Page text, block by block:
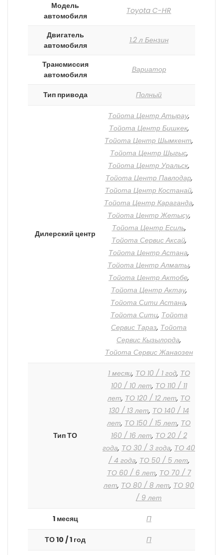
Модель
автомобиля
Toyota C-HR
Двигатель
автомобиля
1.2 л Бензин
Трансмиссия
автомобиля
Вариатор
Тип привода Полный
Дилерский центр
Тойота Центр Атырау,
Тойота Центр Бишкек,
Тойота Центр Шымкент,
Тойота Центр Шыгыс,
Тойота Центр Уральск,
Тойота Центр Павлодар,
Тойота Центр Костанай,
Тойота Центр Караганда,
Тойота Центр Жетысу,
Тойота Центр Есиль,
Тойота Сервис Аксай,
Тойота Центр Астана,
Тойота Центр Алматы,
Тойота Центр Актобе,
Тойота Центр Актау,
Тойота Сити Астана,
Тойота Сити, Тойота
Сервис Тараз, Тойота
Сервис Кызылорда,
Тойота Сервис Жанаозен
Тип ТО
1 месяц, ТО 10 / 1 год, ТО
100 / 10 лет, ТО 110 / 11
лет, ТО 120 / 12 лет, ТО
130 / 13 лет, ТО 140 / 14
лет, ТО 150 / 15 лет, ТО
160 / 16 лет, ТО 20 / 2
года, ТО 30 / 3 года, ТО 40
/ 4 года, ТО 50 / 5 лет,
ТО 60 / 6 лет, ТО 70 / 7
лет, ТО 80 / 8 лет, ТО 90
/ 9 лет
1 месяц П
ТО 10 / 1 год П